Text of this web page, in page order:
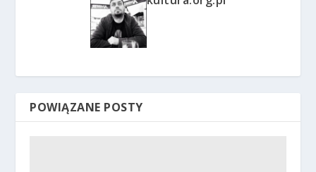
POWIĄZANE POSTY